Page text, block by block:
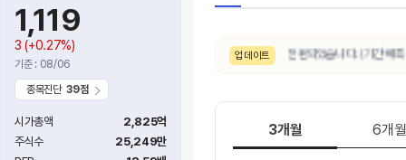
1,119
3 (+0.27%)
기준 : 08/06
종목진단39점
시가총액
2,825억
주식수
25,249만
업데이트
하락 으로 전환되었습니다. (기간 예측상
3개월 6개월